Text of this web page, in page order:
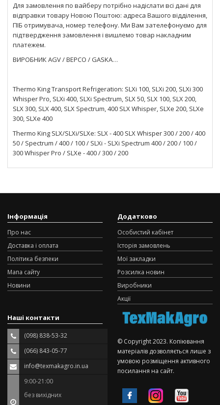
Для замовлення по вайберу потрібно надіслати всі дані для
відправки товару Новою Поштою: адреса Вашого відділення,
ПІБ отримувача, номер телефону. Ми Вам зателефонуємо для
підтвердження замовлення і вишлемо товар накладним
платежем.
ВИРОБНИК AGV / BEPCO / GASKA…
Thermo King Transport Refrigeration: SLXi 100, SLXi 200, SLXi 300
Whisper Pro, SLXi 400, SLXi Spectrum, SLX 50, SLX 100, SLX 200,
SLX 300, SLX 400, SLX Spectrum, 400 SLX Whisper, SLXe 200, SLXe
300, SLXe 400
Thermo King SLX/SLXi/SLXe: SLX - 400 SLX Whisper 300 / 200 / 400
50 / Spectrum / 400 / 100 / SLXi - SLXi Spectrum 400 / 200 / 100 /
300 Whisper Pro / SLXe - 400 / 300 / 200
Інформація
Про нас
Доставка і оплата
Політика безпеки
Мапа сайту
Новини
Додатково
Особистий кабінет
Історія замовлень
Мої закладки
Розсилка новин
Виробники
Акції
Наші контакти
(098) 838-53-32
(066) 843-05-77
info@texmakagro.in.ua
9:00-21:00
без вихідних
© Copyright 2023. Копіювання
матеріалів дозволяється лише з
умовою розміщення активного
посилання на сайт.